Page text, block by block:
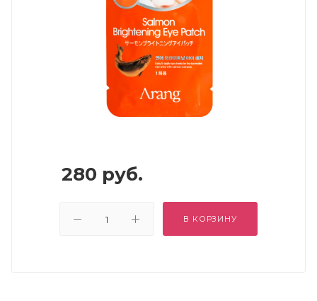
280 руб.
В КОРЗИНУ